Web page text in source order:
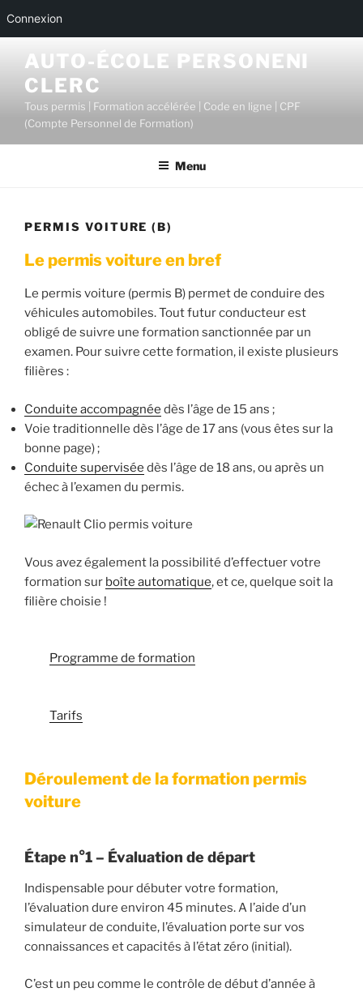
Connexion
contenu
principal
AUTO-ÉCOLE PERSONENI
CLERC
Tous permis | Formation accélérée | Code en ligne | CPF
(Compte Personnel de Formation)
Menu
PERMIS VOITURE (B)
Le permis voiture en bref
Le permis voiture (permis B) permet de conduire des
véhicules automobiles. Tout futur conducteur est
obligé de suivre une formation sanctionnée par un
examen. Pour suivre cette formation, il existe plusieurs
filières :
Conduite accompagnée dès l’âge de 15 ans ;
Voie traditionnelle dès l’âge de 17 ans (vous êtes sur la
bonne page) ;
Conduite supervisée dès l’âge de 18 ans, ou après un
échec à l’examen du permis.
Vous avez également la possibilité d’effectuer votre
formation sur boîte automatique, et ce, quelque soit la
filière choisie !
Programme de formation
Tarifs
Déroulement de la formation permis
voiture
Étape n°1 – Évaluation de départ
Indispensable pour débuter votre formation,
l’évaluation dure environ 45 minutes. A l’aide d’un
simulateur de conduite, l’évaluation porte sur vos
connaissances et capacités à l’état zéro (initial).
C’est un peu comme le contrôle de début d’année à